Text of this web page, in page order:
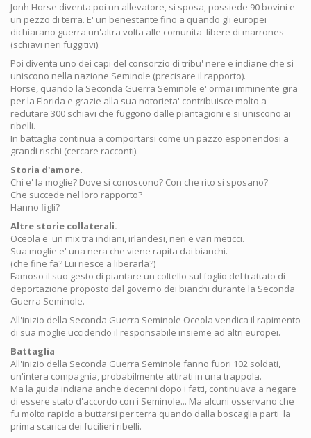
Jonh Horse diventa poi un allevatore, si sposa, possiede 90 bovini e
un pezzo di terra. E' un benestante fino a quando gli europei
dichiarano guerra un'altra volta alle comunita' libere di marrones
(schiavi neri fuggitivi).
Poi diventa uno dei capi del consorzio di tribu' nere e indiane che si
uniscono nella nazione Seminole (precisare il rapporto).
Horse, quando la Seconda Guerra Seminole e' ormai imminente gira
per la Florida e grazie alla sua notorieta' contribuisce molto a
reclutare 300 schiavi che fuggono dalle piantagioni e si uniscono ai
ribelli.
In battaglia continua a comportarsi come un pazzo esponendosi a
grandi rischi (cercare racconti).
Storia d'amore.
Chi e' la moglie? Dove si conoscono? Con che rito si sposano?
Che succede nel loro rapporto?
Hanno figli?
Altre storie collaterali.
Oceola e' un mix tra indiani, irlandesi, neri e vari meticci.
Sua moglie e' una nera che viene rapita dai bianchi.
(che fine fa? Lui riesce a liberarla?)
Famoso il suo gesto di piantare un coltello sul foglio del trattato di
deportazione proposto dal governo dei bianchi durante la Seconda
Guerra Seminole.
All'inizio della Seconda Guerra Seminole Oceola vendica il rapimento
di sua moglie uccidendo il responsabile insieme ad altri europei.
Battaglia
All'inizio della Seconda Guerra Seminole fanno fuori 102 soldati,
un'intera compagnia, probabilmente attirati in una trappola.
Ma la guida indiana anche decenni dopo i fatti, continuava a negare
di essere stato d'accordo con i Seminole... Ma alcuni osservano che
fu molto rapido a buttarsi per terra quando dalla boscaglia parti' la
prima scarica dei fucilieri ribelli.